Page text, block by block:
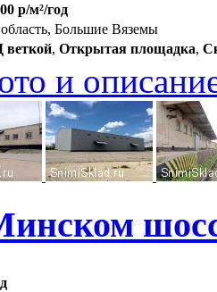
р/м²/год
Большие Вяземы
, Открытая площадка,
и